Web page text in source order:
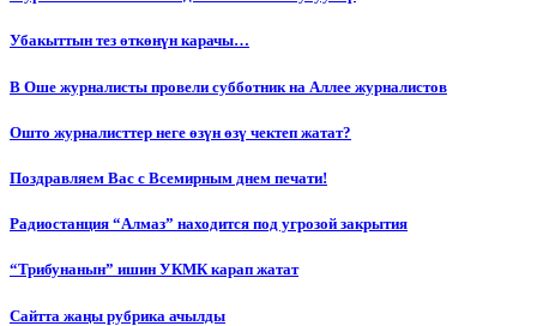
Убакыттын тез өткөнүн карачы…
В Оше журналисты провели субботник на Аллее журналистов
Ошто журналисттер неге өзүн өзү чектеп жатат?
Поздравляем Вас с Всемирным днем печати!
Радиостанция “Алмаз” находится под угрозой закрытия
“Трибунанын” ишин УКМК карап жатат
Сайтта жаңы рубрика ачылды